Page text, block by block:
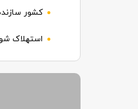
کشور
استهلاک